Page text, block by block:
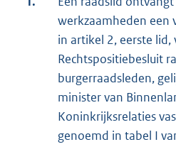
werkzaamheden een
in artikel 2, eerste lid,
Rechtspositiebesluit
burgerraadsleden,
minister van
Koninkrijksrelaties
genoemd in tabel I